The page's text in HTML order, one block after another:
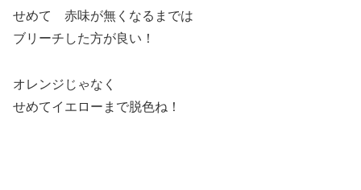
せめて 赤味が無くなるまでは
ブリーチした方が良い！
オレンジじゃなく
せめてイエローまで脱色ね！